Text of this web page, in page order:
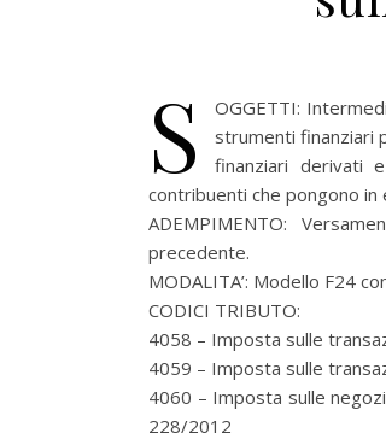
S
OGGETTI:
strumenti finanziari
finanziari derivati
contribuenti che pongono
ADEMPIMENTO:
precedente.
MODALITA’: Modello F24
CODICI TRIBUTO:
4058 – Imposta sulle
4059 – Imposta sulle
4060 – Imposta sulle
228/2012